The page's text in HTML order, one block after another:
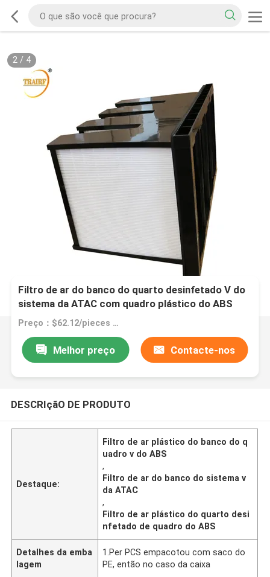
2/ 4
Filtro de ar do banco do quarto desinfetado V do
sistema da ATAC com quadro plástico do ABS
Preço：$62.12/pieces 1-49 pieces
Melhor preço Contacte-nos
DESCRIçãO DE PRODUTO
Destaque:
Filtro de ar plástico do banco do q
uadro v do ABS
,
Filtro de ar do banco do sistema v
da ATAC
,
Filtro de ar plástico do quarto desi
nfetado de quadro do ABS
Detalhes da emba
lagem
1.Per PCS empacotou com saco do
PE, então no caso da caixa